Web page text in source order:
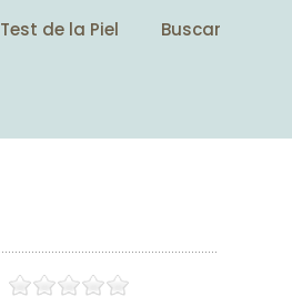
Test de la Piel
Buscar